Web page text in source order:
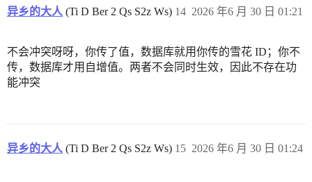
异乡的大人 (Ti D Ber 2 Qs S2z Ws) 2026 年6 月 30 日 01:21
14
不会冲突呀呀，你传了值，数据库就用你传的雪花 ID；你不
传，数据库才用自增值。两者不会同时生效，因此不存在功
能冲突
异乡的大人 (Ti D Ber 2 Qs S2z Ws) 2026 年6 月 30 日 01:24
15